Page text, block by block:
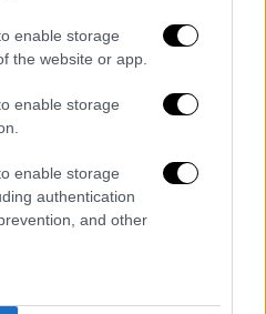
enable storage
the website or app.
enable storage
enable storage
authentication
and other
υπουργείο Υγείας
αφού δεν
θανάτους των
τα κατάλληλα μέτρα.
πειθαρχικές
χωρίς να
αυτοί οι